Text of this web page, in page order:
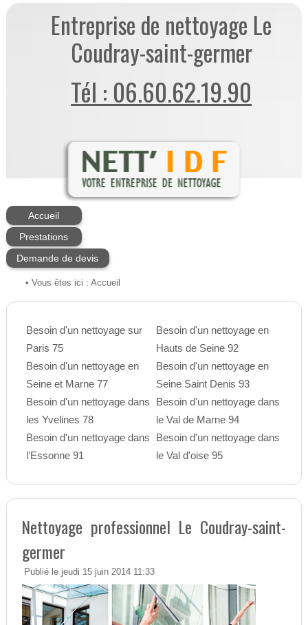
Entreprise de nettoyage Le
Coudray-saint-germer
Tél : 06.60.62.19.90
Accueil
Prestations
Demande de devis
• Vous êtes ici : Accueil
Besoin d'un nettoyage sur
Paris 75
Besoin d'un nettoyage en
Seine et Marne 77
Besoin d'un nettoyage dans
les Yvelines 78
Besoin d'un nettoyage dans
l'Essonne 91
Besoin d'un nettoyage en
Hauts de Seine 92
Besoin d'un nettoyage en
Seine Saint Denis 93
Besoin d'un nettoyage dans
le Val de Marne 94
Besoin d'un nettoyage dans
le Val d'oise 95
Nettoyage professionnel Le Coudray-saint-
germer
Publié le jeudi 15 juin 2014 11:33